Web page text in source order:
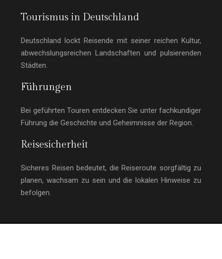
Tourismus in Deutschland
Deutschland lockt Reisende mit seiner reichen Kultur,
abwechslungsreichen Landschaften und pulsierenden
Städten.
Führungen
Bei geführten Touren entdecken Sie unter fachkundiger
Führung die Geschichte und Geheimnisse der Region.
Reisesicherheit
Sicheres Reisen bedeutet, die Reiseroute sorgfältig zu
planen, wachsam zu sein und die lokalen Hinweise zu
befolgen.